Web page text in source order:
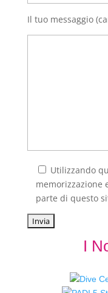
Il tuo messaggio
Utilizzando
memorizzazione
parte di questo
I